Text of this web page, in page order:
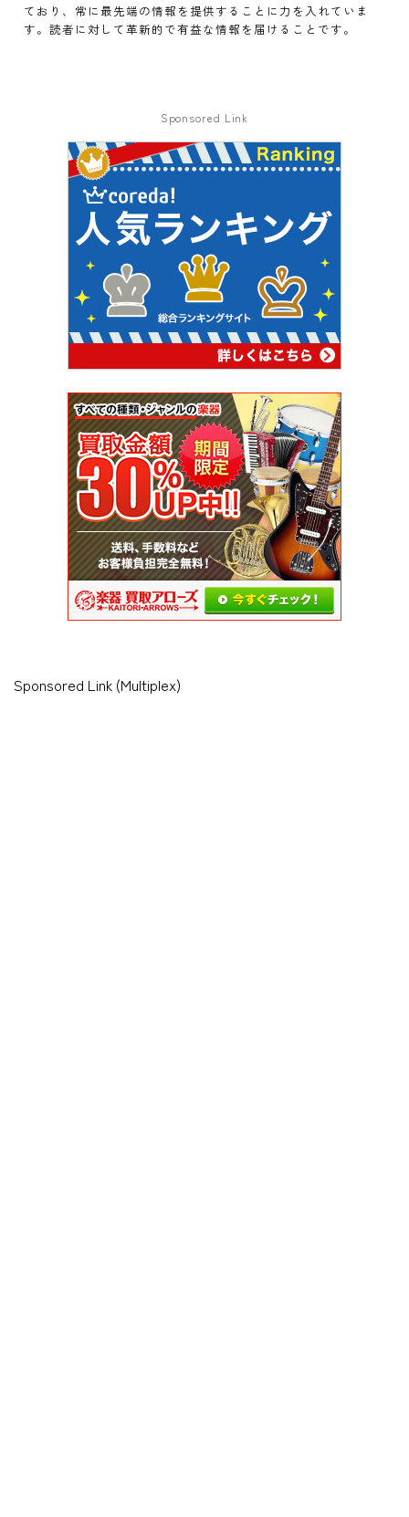
ており、常に最先端の情報を提供することに力を入れていま
す。読者に対して革新的で有益な情報を届けることです。
Sponsored Link
Sponsored Link (Multiplex)